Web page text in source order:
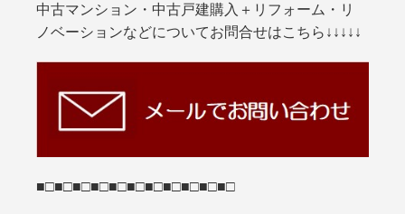
中古マンション・中古戸建購入＋リフォーム・リ
ノベーションなどについてお問合せはこちら↓↓↓↓↓
■□■□■□■□■□■□■□■□■□■□■□